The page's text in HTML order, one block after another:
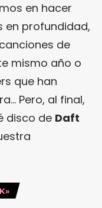
en hacer
en profundidad,
de
mismo año o
que han
Pero, al final,
disco de Daft